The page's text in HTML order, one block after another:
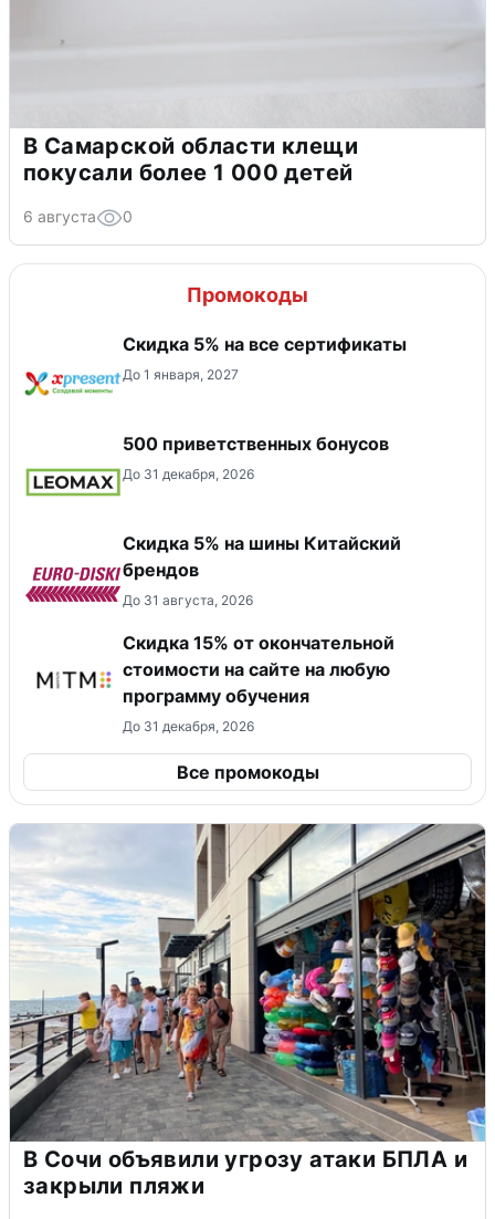
В Самарской области клещи
покусали более 1 000 детей
6 августа 0
Промокоды
Скидка 5% на все сертификаты
До 1 января, 2027
500 приветственных бонусов
До 31 декабря, 2026
​Скидка 5% на шины Китайский
брендов
До 31 августа, 2026
Скидка 15% от окончательной
стоимости на сайте на любую
программу обучения
До 31 декабря, 2026
Все промокоды
В Сочи объявили угрозу атаки БПЛА и
закрыли пляжи